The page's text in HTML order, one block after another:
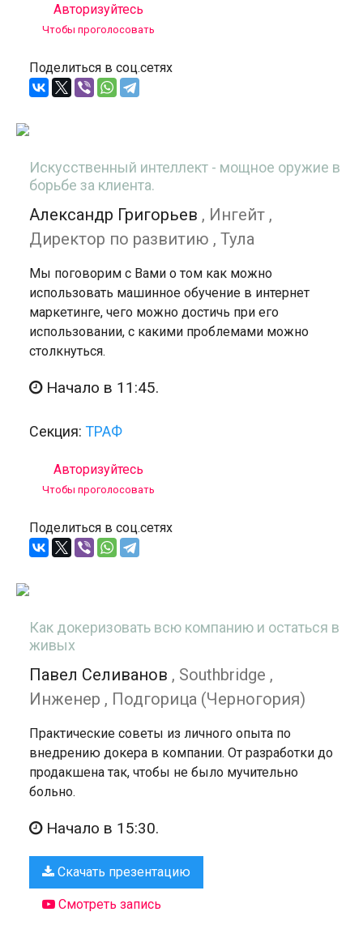
Авторизуйтесь
Чтобы проголосовать
Поделиться в соц.сетях
Искусственный интеллект - мощное оружие в
борьбе за клиента.
Александр Григорьев , Ингейт ,
Директор по развитию , Тула
Мы поговорим с Вами о том как можно
использовать машинное обучение в интернет
маркетинге, чего можно достичь при его
использовании, с какими проблемами можно
столкнуться.
Начало в 11:45.
Секция: ТРАФ
Авторизуйтесь
Чтобы проголосовать
Поделиться в соц.сетях
Как докеризовать всю компанию и остаться в
живых
Павел Селиванов , Southbridge ,
Инженер , Подгорица (Черногория)
Практические советы из личного опыта по
внедрению докера в компании. От разработки до
продакшена так, чтобы не было мучительно
больно.
Начало в 15:30.
Скачать презентацию
Смотреть запись